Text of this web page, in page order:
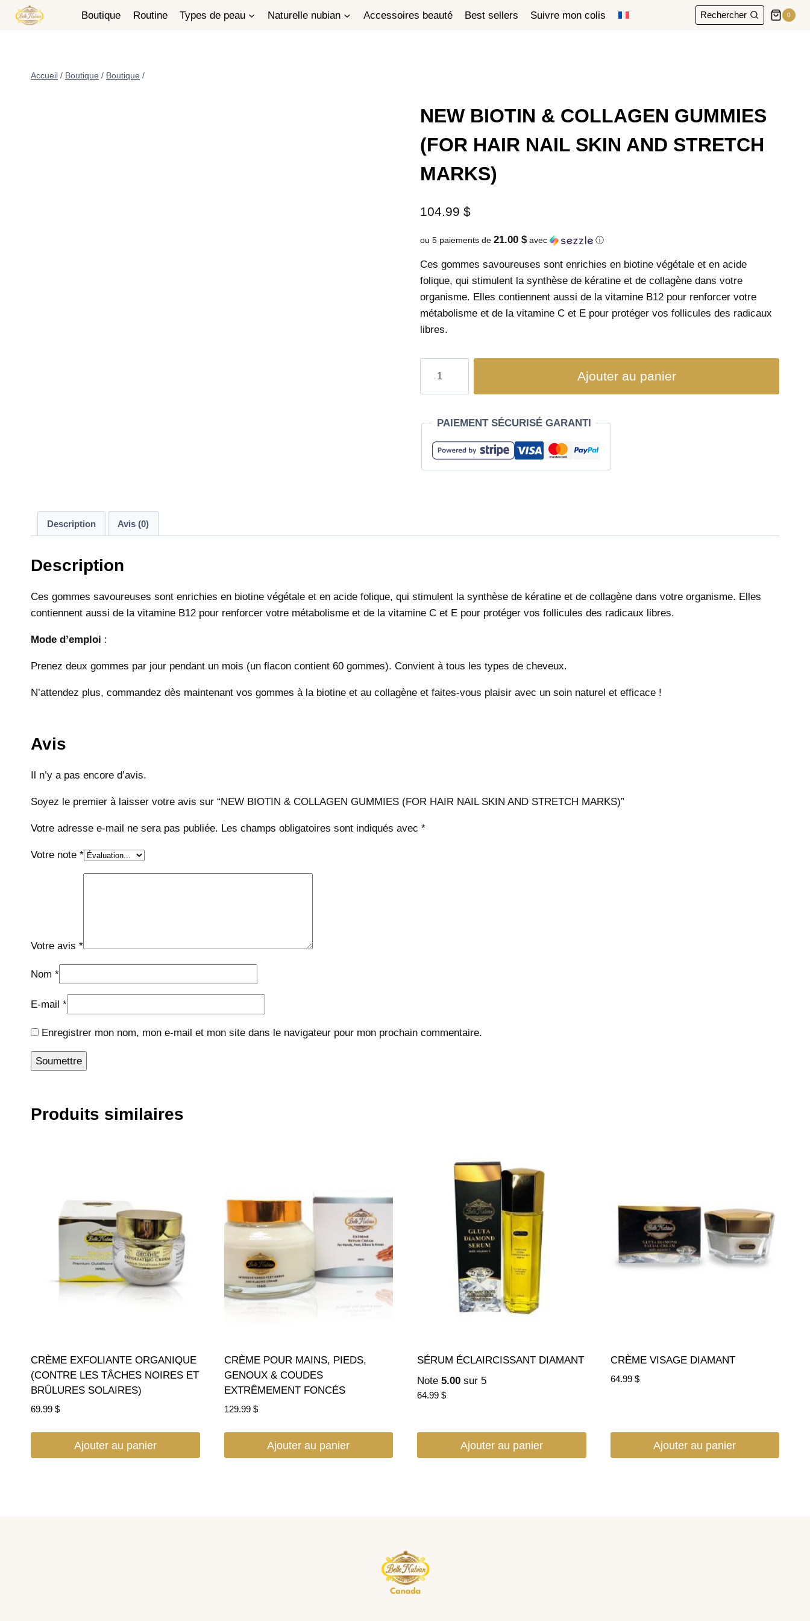
Boutique Routine Types de peau Naturelle nubian Accessoires beauté Best sellers Suivre mon colis Rechercher 0
Accueil / Boutique / Boutique /
NEW BIOTIN & COLLAGEN GUMMIES
(FOR HAIR NAIL SKIN AND STRETCH
MARKS)
104.99 $
ou 5 paiements de 21.00 $avec ⓘ
Ces gommes savoureuses sont enrichies en biotine végétale et en acide
folique, qui stimulent la synthèse de kératine et de collagène dans votre
organisme. Elles contiennent aussi de la vitamine B12 pour renforcer votre
métabolisme et de la vitamine C et E pour protéger vos follicules des radicaux
libres.
Ajouter au panier
PAIEMENT SÉCURISÉ GARANTI
Description Avis (0)
Description
Ces gommes savoureuses sont enrichies en biotine végétale et en acide folique, qui stimulent la synthèse de kératine et de collagène dans votre organisme. Elles
contiennent aussi de la vitamine B12 pour renforcer votre métabolisme et de la vitamine C et E pour protéger vos follicules des radicaux libres.
Mode d’emploi :
Prenez deux gommes par jour pendant un mois (un flacon contient 60 gommes). Convient à tous les types de cheveux.
N’attendez plus, commandez dès maintenant vos gommes à la biotine et au collagène et faites-vous plaisir avec un soin naturel et efficace !
Avis
Il n’y a pas encore d’avis.
Soyez le premier à laisser votre avis sur “NEW BIOTIN & COLLAGEN GUMMIES (FOR HAIR NAIL SKIN AND STRETCH MARKS)”
Votre adresse e-mail ne sera pas publiée. Les champs obligatoires sont indiqués avec *
Votre note *
Votre avis *
Nom *
E-mail *
Enregistrer mon nom, mon e-mail et mon site dans le navigateur pour mon prochain commentaire.
Produits similaires
CRÈME EXFOLIANTE ORGANIQUE
(CONTRE LES TÂCHES NOIRES ET
BRÛLURES SOLAIRES)
69.99 $
Ajouter au panier
CRÈME POUR MAINS, PIEDS,
GENOUX & COUDES
EXTRÊMEMENT FONCÉS
129.99 $
Ajouter au panier
SÉRUM ÉCLAIRCISSANT DIAMANT
Note 5.00 sur 5
64.99 $
Ajouter au panier
CRÈME VISAGE DIAMANT
64.99 $
Ajouter au panier